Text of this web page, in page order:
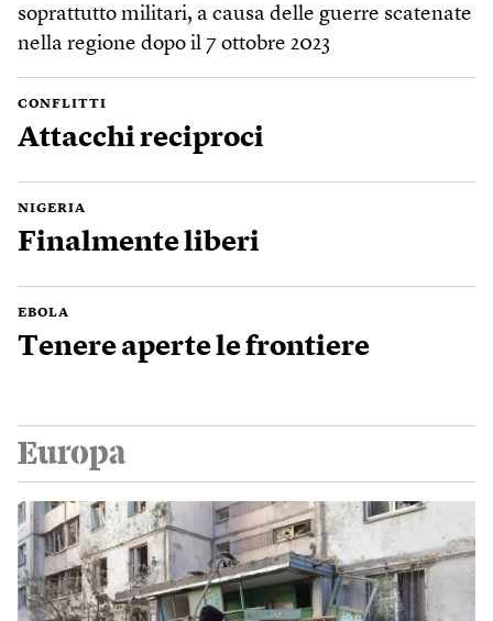
soprattutto militari, a causa delle guerre scatenate
nella regione dopo il 7 ottobre 2023
CONFLITTI
Attacchi reciproci
NIGERIA
Finalmente liberi
EBOLA
Tenere aperte le frontiere
Europa